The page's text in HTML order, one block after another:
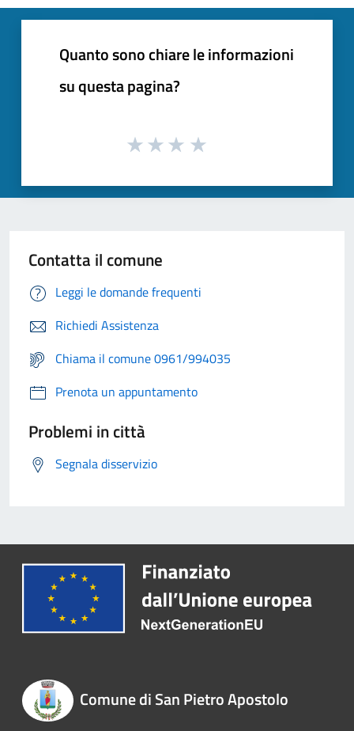
Quanto sono chiare le informazioni
su questa pagina?
Contatta il comune
Leggi le domande frequenti
Richiedi Assistenza
Chiama il comune 0961/994035
Prenota un appuntamento
Problemi in città
Segnala disservizio
Comune di San Pietro Apostolo